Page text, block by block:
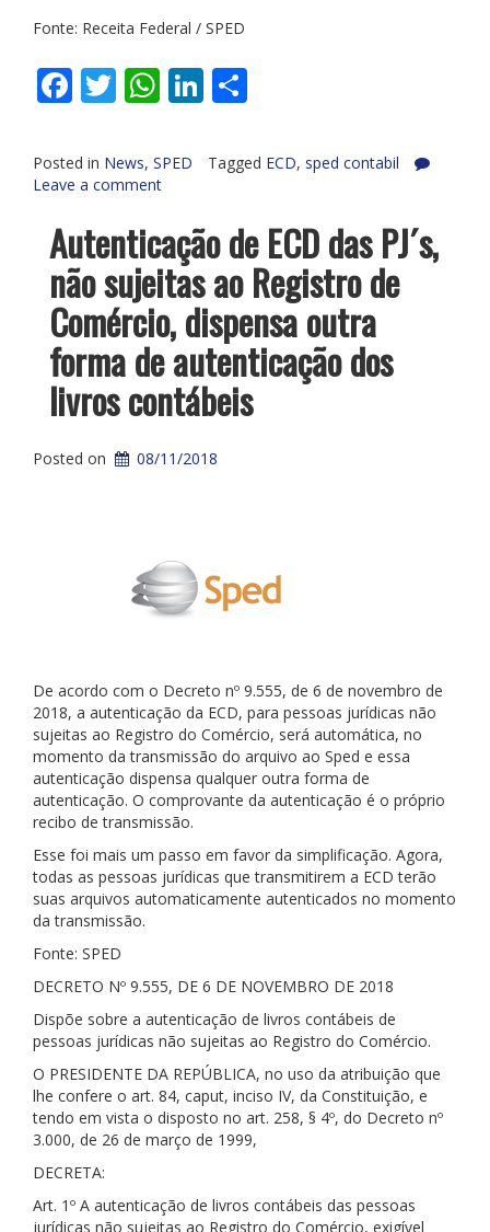
Fonte: Receita Federal / SPED
Facebook
Twitter
WhatsApp
LinkedIn
Posted in News, SPED Tagged ECD, sped contabil
Leave a comment
Autenticação de ECD das PJ´s,
não sujeitas ao Registro de
Comércio, dispensa outra
forma de autenticação dos
livros contábeis
Posted on 08/11/2018
De acordo com o Decreto nº 9.555, de 6 de novembro de
2018, a autenticação da ECD, para pessoas jurídicas não
sujeitas ao Registro do Comércio, será automática, no
momento da transmissão do arquivo ao Sped e essa
autenticação dispensa qualquer outra forma de
autenticação. O comprovante da autenticação é o próprio
recibo de transmissão.
Esse foi mais um passo em favor da simplificação. Agora,
todas as pessoas jurídicas que transmitirem a ECD terão
suas arquivos automaticamente autenticados no momento
da transmissão.
Fonte: SPED
DECRETO Nº 9.555, DE 6 DE NOVEMBRO DE 2018
Dispõe sobre a autenticação de livros contábeis de
pessoas jurídicas não sujeitas ao Registro do Comércio.
O PRESIDENTE DA REPÚBLICA, no uso da atribuição que
lhe confere o art. 84, caput, inciso IV, da Constituição, e
tendo em vista o disposto no art. 258, § 4º, do Decreto nº
3.000, de 26 de março de 1999,
DECRETA:
Art. 1º A autenticação de livros contábeis das pessoas
jurídicas não sujeitas ao Registro do Comércio, exigível